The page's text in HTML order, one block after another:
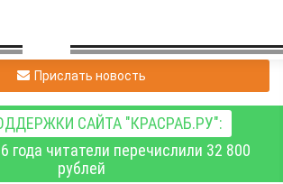
Прислать новость
САЙТА "КРАСРАБ.РУ":
года читатели перечислили 32 800
рублей